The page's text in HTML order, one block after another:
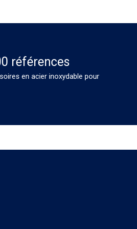
références
en acier inoxydable pour